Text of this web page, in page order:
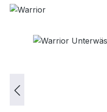
Bildergalerie überspringen